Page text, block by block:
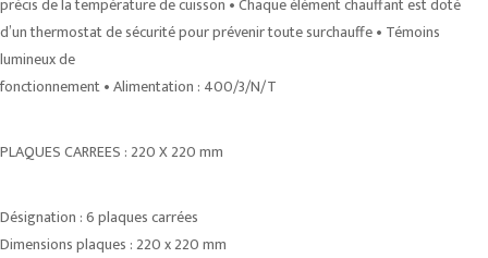
d’un thermostat de sécurité pour prévenir toute surchauffe • Témoins
lumineux de
fonctionnement • Alimentation : 400/3/N/T
PLAQUES CARREES : 220 X 220 mm
Désignation : 6 plaques carrées
Dimensions plaques : 220 x 220 mm